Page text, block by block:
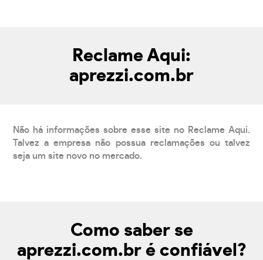
Reclame Aqui:
aprezzi.com.br
Não há informações sobre esse site no Reclame Aqui.
Talvez a empresa não possua reclamações ou talvez
seja um site novo no mercado.
Como saber se
aprezzi.com.br é confiável?